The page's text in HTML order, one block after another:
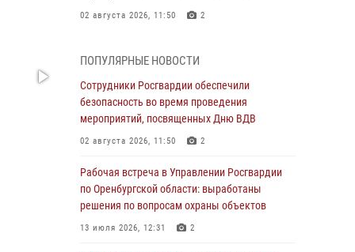
02 августа 2026, 11:50 2
гражданами по вопросу трудоустройства на
службу в Росгвардию и поступления в
ведомственные институты
30 июля 2026, 04:44
Дню Крещения Руси
28 июля 2026, 09:41 1
Росгвардейцы обеспечили правопорядок на
ПОПУЛЯРНЫЕ НОВОСТИ
Сотрудники Росгвардии обеспечили
безопасность во время проведения
мероприятий, посвященных Дню ВДВ
02 августа 2026, 11:50 2
Рабочая встреча в Управлении Росгвардии
по Оренбургской области: выработаны
решения по вопросам охраны объектов
13 июля 2026, 12:31 2